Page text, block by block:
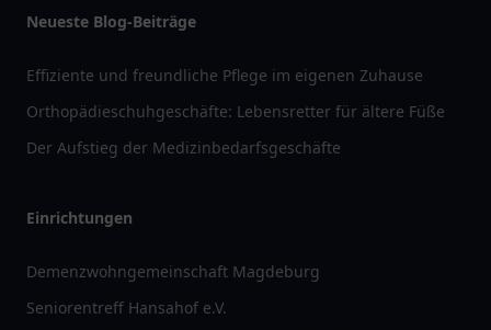
Neueste Blog-Beiträge
Effiziente und freundliche Pflege im eigenen Zuhause
Orthopädieschuhgeschäfte: Lebensretter für ältere Füße
Der Aufstieg der Medizinbedarfsgeschäfte
Einrichtungen
Demenzwohngemeinschaft Magdeburg
Seniorentreff Hansahof e.V.